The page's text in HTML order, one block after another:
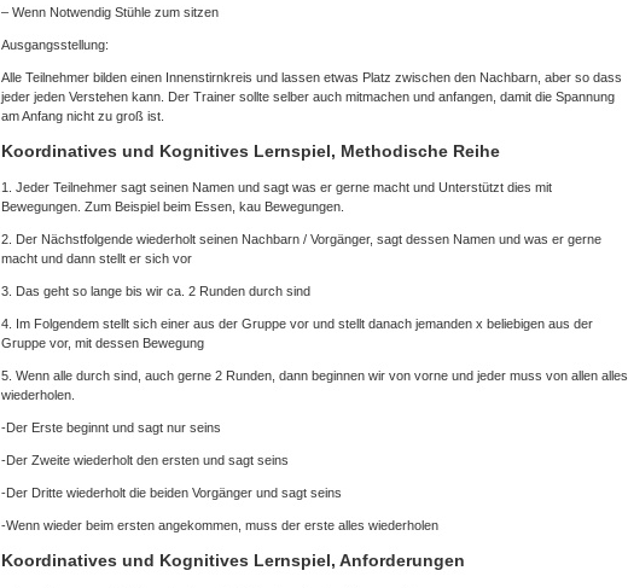
– Wenn Notwendig Stühle zum sitzen
Ausgangsstellung:
Alle Teilnehmer bilden einen Innenstirnkreis und lassen etwas Platz zwischen den Nachbarn, aber so dass
jeder jeden Verstehen kann. Der Trainer sollte selber auch mitmachen und anfangen, damit die Spannung
am Anfang nicht zu groß ist.
Koordinatives und Kognitives Lernspiel, Methodische Reihe
1. Jeder Teilnehmer sagt seinen Namen und sagt was er gerne macht und Unterstützt dies mit
Bewegungen. Zum Beispiel beim Essen, kau Bewegungen.
2. Der Nächstfolgende wiederholt seinen Nachbarn / Vorgänger, sagt dessen Namen und was er gerne
macht und dann stellt er sich vor
3. Das geht so lange bis wir ca. 2 Runden durch sind
4. Im Folgendem stellt sich einer aus der Gruppe vor und stellt danach jemanden x beliebigen aus der
Gruppe vor, mit dessen Bewegung
5. Wenn alle durch sind, auch gerne 2 Runden, dann beginnen wir von vorne und jeder muss von allen alles
wiederholen.
-Der Erste beginnt und sagt nur seins
-Der Zweite wiederholt den ersten und sagt seins
-Der Dritte wiederholt die beiden Vorgänger und sagt seins
-Wenn wieder beim ersten angekommen, muss der erste alles wiederholen
Koordinatives und Kognitives Lernspiel, Anforderungen